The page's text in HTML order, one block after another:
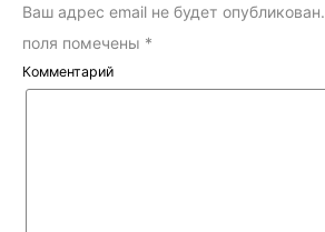
Ваш адрес email не будет опубликован.
поля помечены *
Комментарий